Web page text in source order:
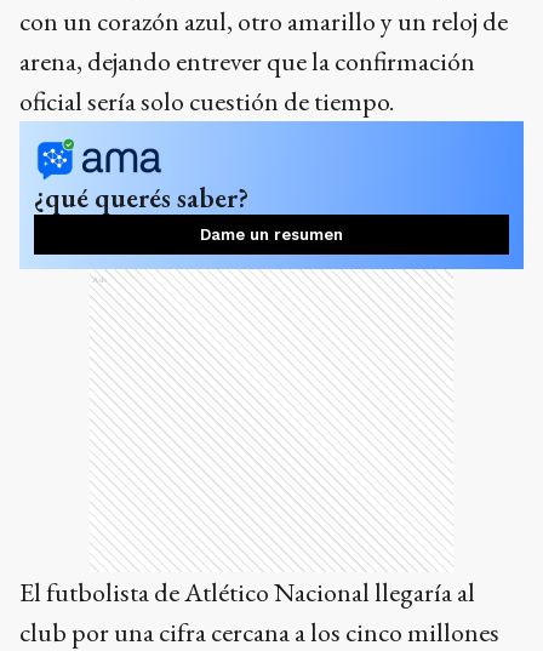
con un corazón azul, otro amarillo y un reloj de
arena, dejando entrever que la confirmación
oficial sería solo cuestión de tiempo.
¿qué querés saber?
Dame un resumen
Ads
El futbolista de Atlético Nacional llegaría al
club por una cifra cercana a los cinco millones